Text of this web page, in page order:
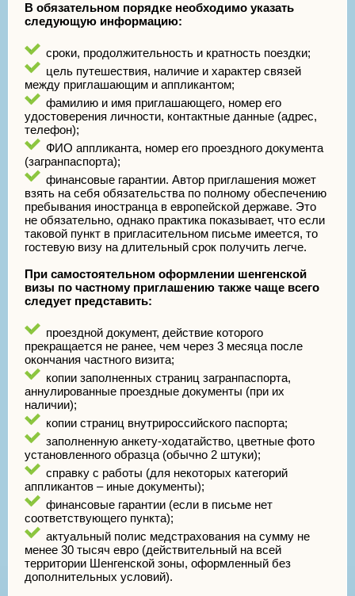
В обязательном порядке необходимо указать
следующую информацию:
сроки, продолжительность и кратность поездки;
цель путешествия, наличие и характер связей
между приглашающим и аппликантом;
фамилию и имя приглашающего, номер его
удостоверения личности, контактные данные (адрес,
телефон);
ФИО аппликанта, номер его проездного документа
(загранпаспорта);
финансовые гарантии. Автор приглашения может
взять на себя обязательства по полному обеспечению
пребывания иностранца в европейской державе. Это
не обязательно, однако практика показывает, что если
таковой пункт в пригласительном письме имеется, то
гостевую визу на длительный срок получить легче.
При самостоятельном оформлении шенгенской
визы по частному приглашению также чаще всего
следует представить:
проездной документ, действие которого
прекращается не ранее, чем через 3 месяца после
окончания частного визита;
копии заполненных страниц загранпаспорта,
аннулированные проездные документы (при их
наличии);
копии страниц внутрироссийского паспорта;
заполненную анкету-ходатайство, цветные фото
установленного образца (обычно 2 штуки);
справку с работы (для некоторых категорий
аппликантов – иные документы);
финансовые гарантии (если в письме нет
соответствующего пункта);
актуальный полис медстрахования на сумму не
менее 30 тысяч евро (действительный на всей
территории Шенгенской зоны, оформленный без
дополнительных условий).